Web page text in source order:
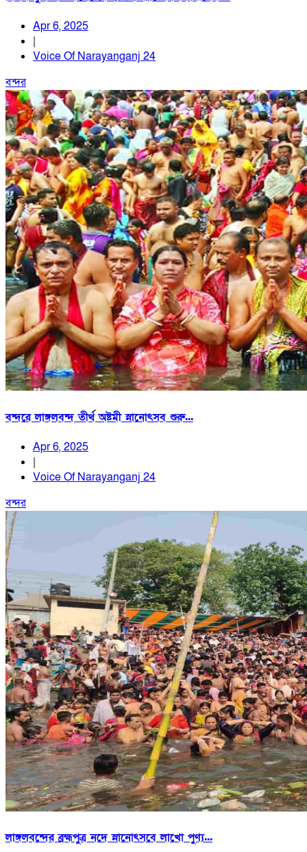
Apr 6, 2025
|
Voice Of Narayanganj 24
বন্দর
বন্দরে লাঙ্গলবন্দ তীর্থ অষ্টমী স্নানোৎসব শুরু...
Apr 6, 2025
|
Voice Of Narayanganj 24
বন্দর
লাঙ্গলবন্দের ব্রহ্মপুত্র নদে স্নানোৎসবে লাখো পুণ্য...